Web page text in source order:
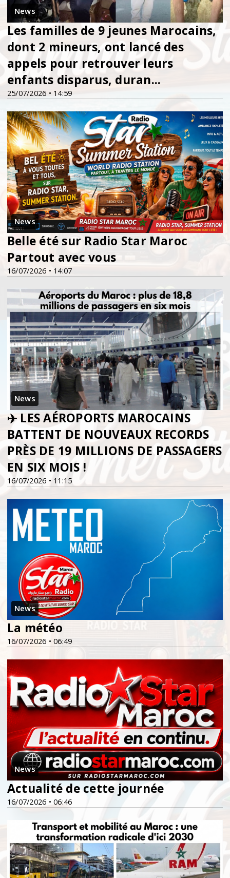
News
25/07/2026 • 14:59
Les familles de 9 jeunes Marocains,
dont 2 mineurs, ont lancé des
appels pour retrouver leurs
enfants disparus, duran...
News
16/07/2026 • 14:07
Belle été sur Radio Star Maroc
Partout avec vous
News
16/07/2026 • 11:15
✈️ LES AÉROPORTS MAROCAINS
BATTENT DE NOUVEAUX RECORDS
PRÈS DE 19 MILLIONS DE PASSAGERS
EN SIX MOIS !
News
16/07/2026 • 06:49
La météo
News
16/07/2026 • 06:46
Actualité de cette journée